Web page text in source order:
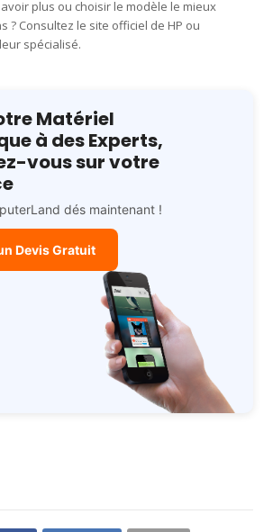
plus ou choisir le modèle le mieux
? Consultez le site officiel de HP ou
spécialisé.
Matériel
à des Experts,
vous sur votre
dés maintenant !
Devis Gratuit